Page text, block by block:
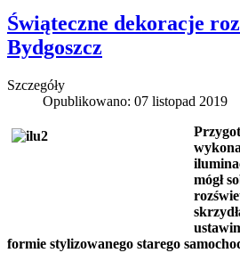
Świąteczne dekoracje
Bydgoszcz
Szczegóły
Opublikowano: 07 listopad 2019
mógł
formie stylizowanego starego